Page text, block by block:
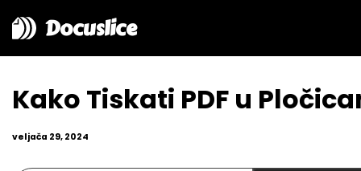
Docuslice
Kako Tiskati PDF u
veljača 29, 2024